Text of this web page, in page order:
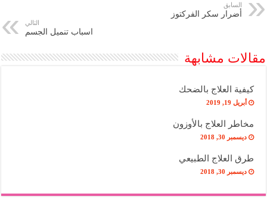
السابق
أضرار سكر الفركتوز
التالي
اسباب تنميل الجسم
مقالات مشابهة
كيفية العلاج بالضحك
أبريل 19, 2019
مخاطر العلاج بالأوزون
ديسمبر 30, 2018
طرق العلاج الطبيعي
ديسمبر 30, 2018